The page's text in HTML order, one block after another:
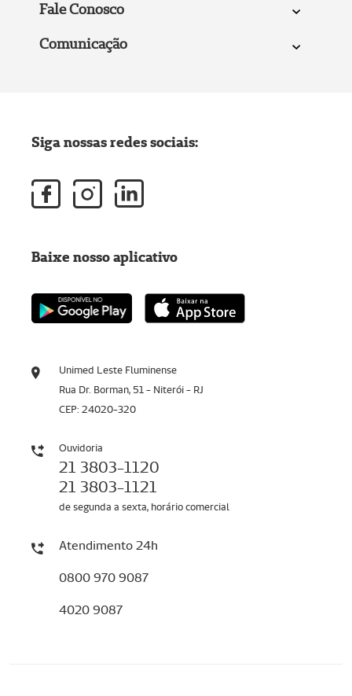
Fale Conosco
Comunicação
Unimed Leste Fluminense
Rua Dr. Borman, 51 - Niterói - RJ
CEP: 24020-320
Ouvidoria
21 3803-1120
21 3803-1121
de segunda a sexta, horário comercial
Atendimento 24h
0800 970 9087
4020 9087
Siga nossas redes sociais:
Baixe nosso aplicativo